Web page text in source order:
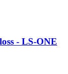
- LS-ONE